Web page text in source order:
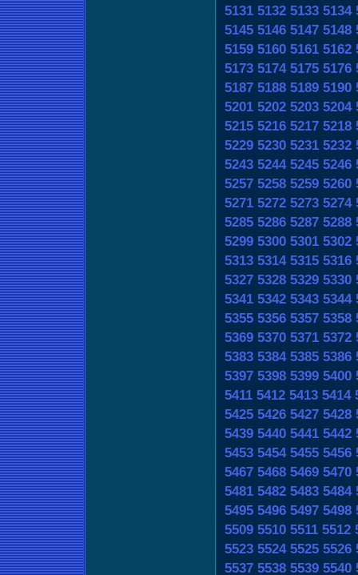
5131 5132 5133 5134
5145 5146 5147 5148
5159 5160 5161 5162
5173 5174 5175 5176
5187 5188 5189 5190
5201 5202 5203 5204
5215 5216 5217 5218
5229 5230 5231 5232
5243 5244 5245 5246
5257 5258 5259 5260
5271 5272 5273 5274
5285 5286 5287 5288
5299 5300 5301 5302
5313 5314 5315 5316
5327 5328 5329 5330
5341 5342 5343 5344
5355 5356 5357 5358
5369 5370 5371 5372
5383 5384 5385 5386
5397 5398 5399 5400
5411 5412 5413 5414
5425 5426 5427 5428
5439 5440 5441 5442
5453 5454 5455 5456
5467 5468 5469 5470
5481 5482 5483 5484
5495 5496 5497 5498
5509 5510 5511 5512
5523 5524 5525 5526
5537 5538 5539 5540